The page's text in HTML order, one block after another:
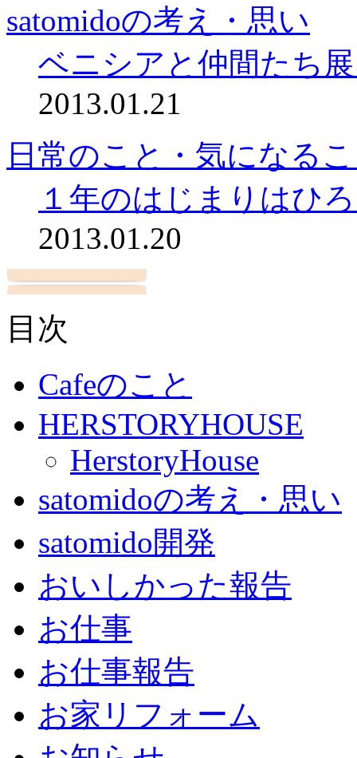
satomidoの考え・思い
ベニシアと仲間たち
2013.01.21
日常のこと・気になる
１年のはじまりはひ
2013.01.20
目次
Cafeのこと
HERSTORYHOUSE
HerstoryHouse
satomidoの考え・思い
satomido開発
おいしかった報告
お仕事
お仕事報告
お家リフォーム